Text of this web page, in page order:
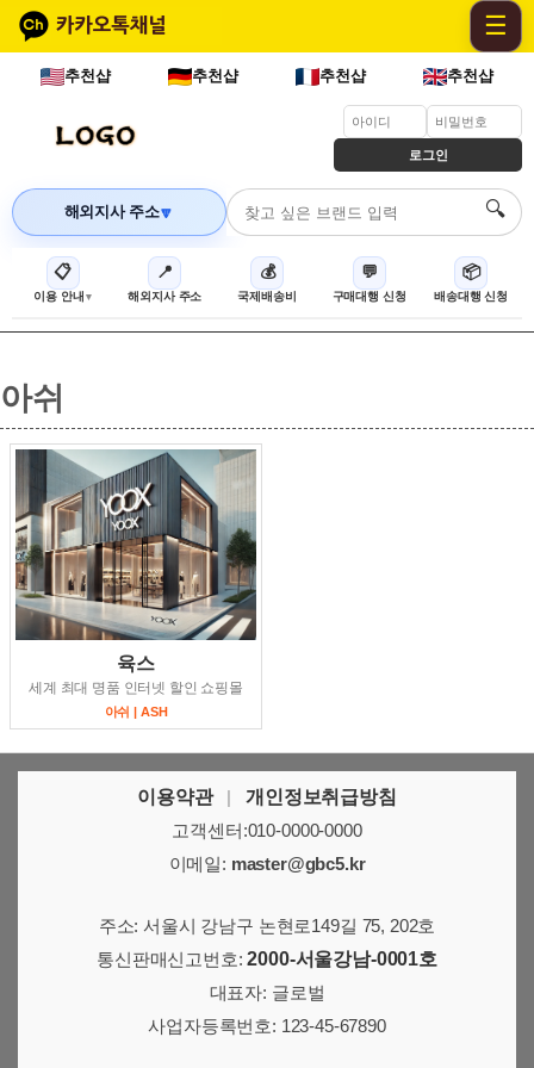
☰
추천샵 추천샵 추천샵 추천샵
로그인
해외지사 주소🔽 🔍
📋
이용 안내
📍
해외지사 주소
💰
국제배송비
💬
구매대행 신청
📦
배송대행 신청
아쉬
육스
세계 최대 명품 인터넷 할인 쇼핑몰
아쉬 | ASH
이용약관 |
개인정보취급방침
고객센터:010-0000-0000
이메일: master@gbc5.kr
주소: 서울시 강남구 논현로149길 75, 202호
통신판매신고번호:2000-서울강남-0001호
대표자: 글로벌
사업자등록번호: 123-45-67890